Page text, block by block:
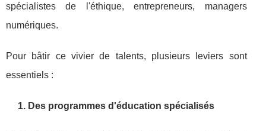
spécialistes de l'éthique, entrepreneurs, managers
numériques.
Pour bâtir ce vivier de talents, plusieurs leviers sont
essentiels :
1. Des programmes d'éducation spécialisés